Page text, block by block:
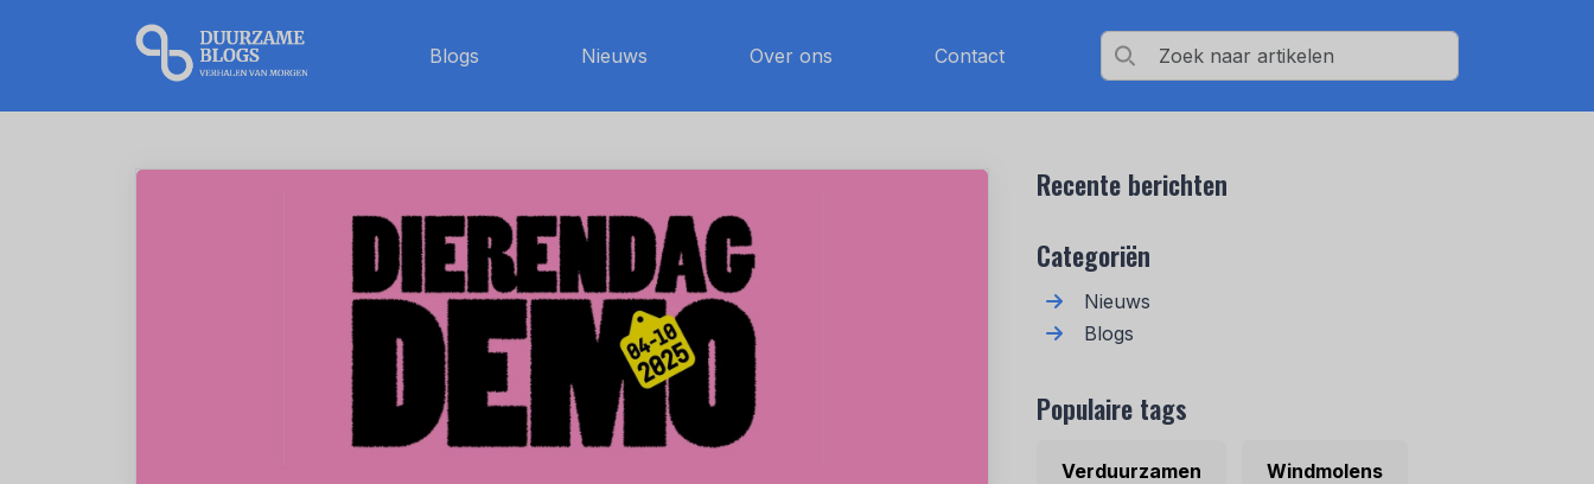
Blogs Nieuws Over ons Contact
Recente berichten
Categoriën
Nieuws
Blogs
Populaire tags
Verduurzamen Windmolens